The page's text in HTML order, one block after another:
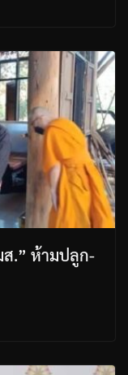
.” ห้ามปลูก-